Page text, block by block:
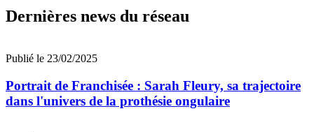
Dernières news du réseau
Publié le 23/02/2025
Portrait de Franchisée : Sarah Fleury, sa trajectoire
dans l'univers de la prothésie ongulaire